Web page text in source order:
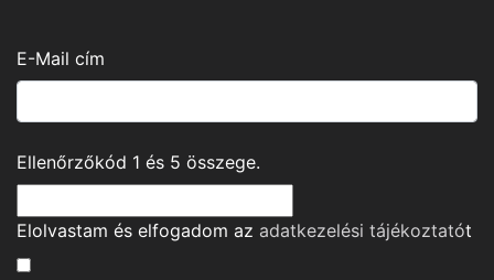
E-Mail cím
Ellenőrzőkód 1 és 5 összege.
Elolvastam és elfogadom az adatkezelési tájékoztatót